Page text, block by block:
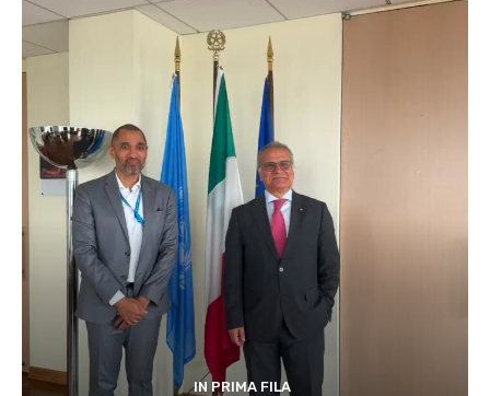
IN PRIMA FILA